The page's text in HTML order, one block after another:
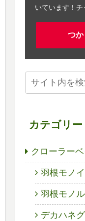
いています！チ
つ
カテゴリー
クローラー
羽根モノ
羽根モノ
デカハネ